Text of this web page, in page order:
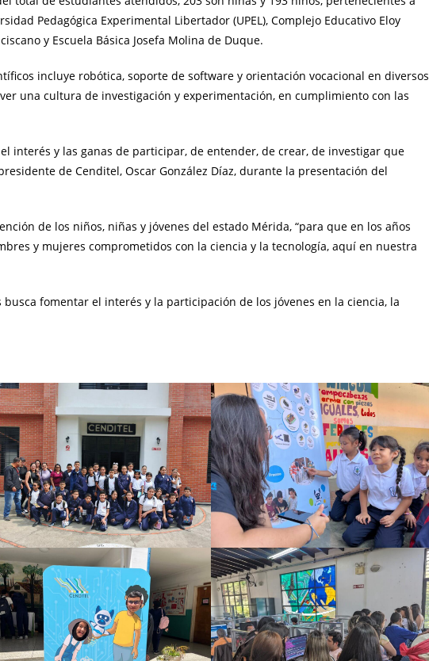
Pedagógica Experimental Libertador (UPEL), Complejo Educativo Eloy
y Escuela Básica Josefa Molina de Duque.
incluye robótica, soporte de software y orientación vocacional en diversos
una cultura de investigación y experimentación, en cumplimiento con las
interés y las ganas de participar, de entender, de crear, de investigar que
de Cenditel, Oscar González Díaz, durante la presentación del
de los niños, niñas y jóvenes del estado Mérida, “para que en los años
y mujeres comprometidos con la ciencia y la tecnología, aquí en nuestra
fomentar el interés y la participación de los jóvenes en la ciencia, la